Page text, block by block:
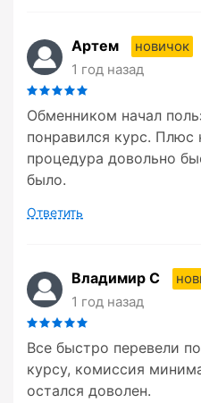
Артем
новичок
1 год назад
Обменником начал
понравился курс. Плюс
процедура довольно
было.
Ответить
Владимир С
1 год назад
Все быстро перевели
курсу, комиссия
остался доволен.